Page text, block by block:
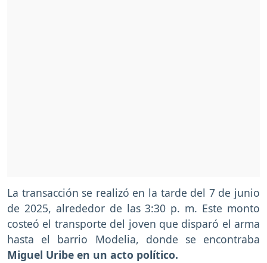
La transacción se realizó en la tarde del 7 de junio
de 2025, alrededor de las 3:30 p. m. Este monto
costeó el transporte del joven que disparó el arma
hasta el barrio Modelia, donde se encontraba
Miguel Uribe en un acto político.